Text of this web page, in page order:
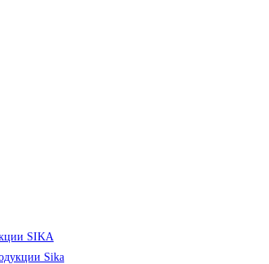
SIKA
Sika